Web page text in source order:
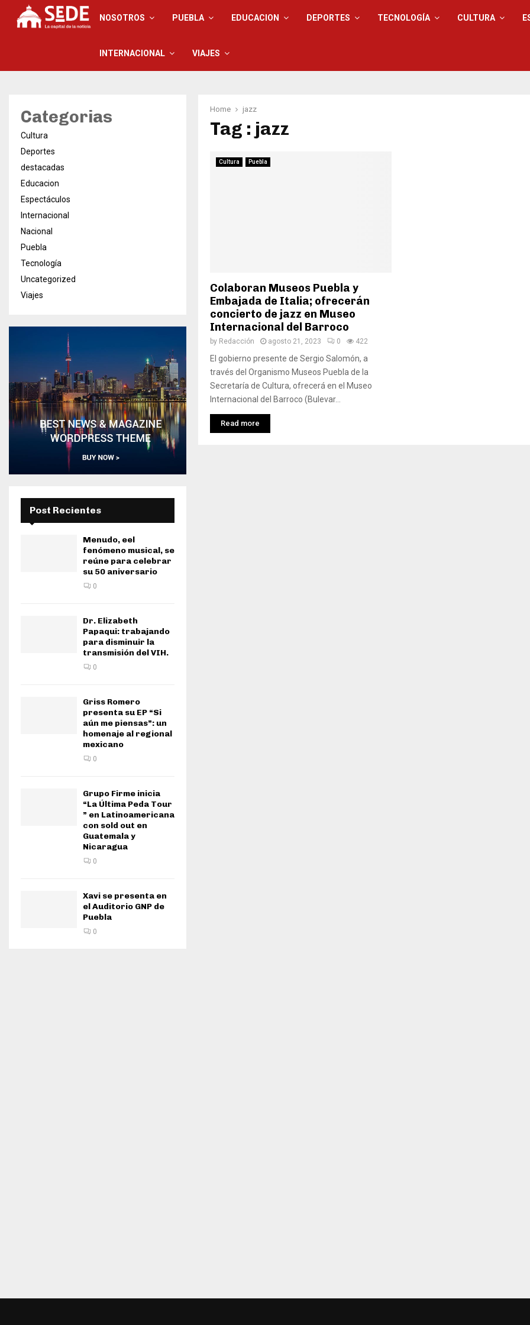
NOSOTROS PUEBLA EDUCACION DEPORTES TECNOLOGÍA CULTURA
INTERNACIONAL VIAJES
Home jazz
Tag : jazz
Cultura Puebla
Colaboran Museos Puebla y
Embajada de Italia; ofrecerán
concierto de jazz en Museo
Internacional del Barroco
by Redacción agosto 21, 2023 0 422
El gobierno presente de Sergio Salomón, a
través del Organismo Museos Puebla de la
Secretaría de Cultura, ofrecerá en el Museo
Internacional del Barroco (Bulevar...
Read more
Categorias
Cultura
Deportes
destacadas
Educacion
Espectáculos
Internacional
Nacional
Puebla
Tecnología
Uncategorized
Viajes
Post Recientes
Menudo, eel
fenómeno musical, se
reúne para celebrar
su 50 aniversario
0
Dr. Elizabeth
Papaqui: trabajando
para disminuir la
transmisión del VIH.
0
Griss Romero
presenta su EP “Si
aún me piensas”: un
homenaje al regional
mexicano
0
Grupo Firme inicia
“La Última Peda Tour
” en Latinoamericana
con sold out en
Guatemala y
Nicaragua
0
Xavi se presenta en
el Auditorio GNP de
Puebla
0